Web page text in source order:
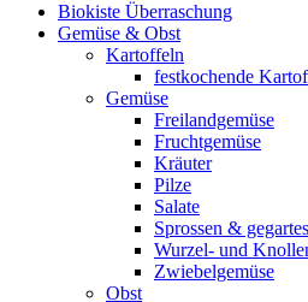
Biokiste Überraschung
Gemüse & Obst
Kartoffeln
festkochende
Gemüse
Freilandgemüse
Fruchtgemüse
Kräuter
Pilze
Salate
Sprossen & gegartes
Wurzel- und
Zwiebelgemüse
Obst